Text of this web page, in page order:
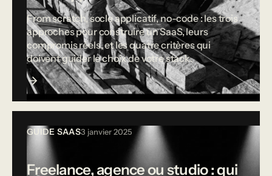
From scratch, socle applicatif, no-code : les trois
approches pour construire un SaaS, leurs
compromis réels, et les quatre critères qui
doivent guider le choix de votre stack.
GUIDE SAAS3 janvier 2025
Freelance, agence ou studio : qui